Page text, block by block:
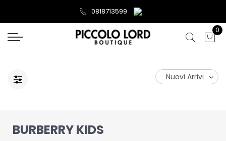
0818713599
0
BURBERRY KIDS